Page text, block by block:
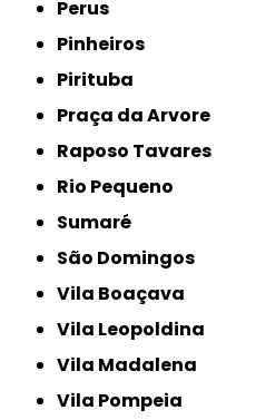
Perus
Pinheiros
Pirituba
Praça da Arvore
Raposo Tavares
Rio Pequeno
Sumaré
São Domingos
Vila Boaçava
Vila Leopoldina
Vila Madalena
Vila Pompeia